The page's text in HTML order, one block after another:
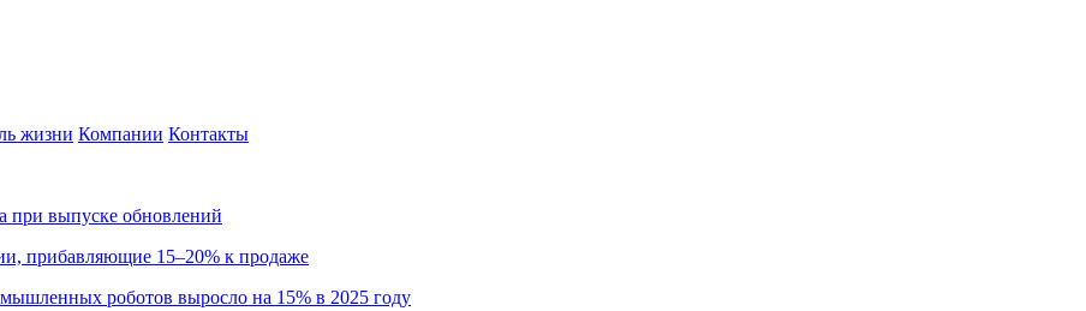
жизни Компании Контакты
при выпуске обновлений
прибавляющие 15–20% к продаже
роботов выросло на 15% в 2025 году